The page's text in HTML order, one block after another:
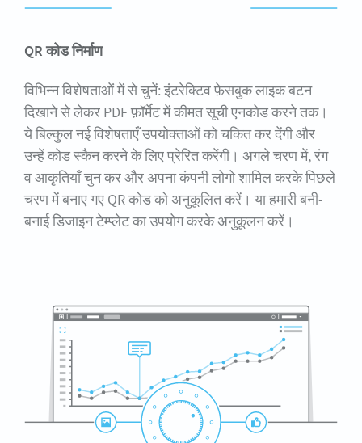
QR कोड निर्माण
विभिन्न विशेषताओं में से चुनें: इंटरेक्टिव फ़ेसबुक लाइक बटन
दिखाने से लेकर PDF फ़ॉर्मेट में कीमत सूची एनकोड करने तक।
ये बिल्कुल नई विशेषताएँ उपयोक्ताओं को चकित कर देंगी और
उन्हें कोड स्कैन करने के लिए प्रेरित करेंगी। अगले चरण में, रंग
व आकृतियाँ चुन कर और अपना कंपनी लोगो शामिल करके पिछले
चरण में बनाए गए QR कोड को अनुकूलित करें। या हमारी बनी-
बनाई डिजाइन टेम्प्लेट का उपयोग करके अनुकूलन करें।